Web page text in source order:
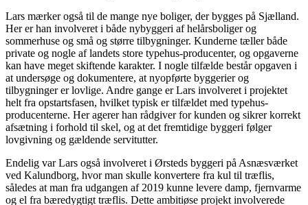
Lars mærker også til de mange nye boliger, der bygges på Sjælland.
Her er han involveret i både nybyggeri af helårsboliger og
sommerhuse og små og større tilbygninger. Kunderne tæller både
private og nogle af landets store typehus-producenter, og opgaverne
kan have meget skiftende karakter. I nogle tilfælde består opgaven i
at undersøge og dokumentere, at nyopførte byggerier og
tilbygninger er lovlige. Andre gange er Lars involveret i projektet
helt fra opstartsfasen, hvilket typisk er tilfældet med typehus-
producenterne. Her agerer han rådgiver for kunden og sikrer korrekt
afsætning i forhold til skel, og at det fremtidige byggeri følger
lovgivning og gældende servitutter.
Endelig var Lars også involveret i Ørsteds byggeri på Asnæsværket
ved Kalundborg, hvor man skulle konvertere fra kul til træflis,
således at man fra udgangen af 2019 kunne levere damp, fjernvarme
og el fra bæredygtigt træflis. Dette ambitiøse projekt involverede